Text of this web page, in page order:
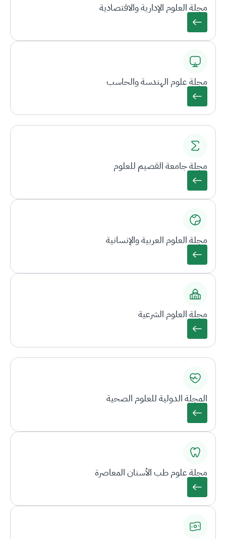
مجلة العلوم الإدارية والاقتصادية
مجلة علوم الهندسة والحاسب
مجلة جامعة القصيم للعلوم
مجلة العلوم العربية والإنسانية
مجلة العلوم الشرعية
المجلة الدولية للعلوم الصحية
مجلة علوم طب الأسنان المعاصرة